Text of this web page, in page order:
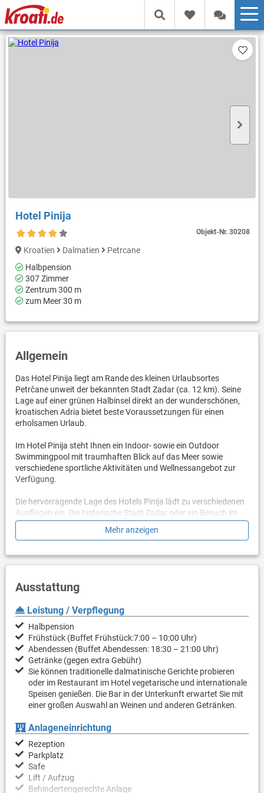
Hotel Pinija
Objekt-Nr.30208
Kroatien Dalmatien
Petrcane
Halbpension
307 Zimmer
Zentrum 300 m
zum Meer 30 m
Allgemein
Das Hotel Pinija liegt am Rande des kleinen Urlaubsortes
Petrčane unweit der bekannten Stadt Zadar (ca. 12 km). Seine
Lage auf einer grünen Halbinsel direkt an der wunderschönen,
kroatischen Adria bietet beste Voraussetzungen für einen
erholsamen Urlaub.
Im Hotel Pinija steht Ihnen ein Indoor- sowie ein Outdoor
Swimmingpool mit traumhaften Blick auf das Meer sowie
verschiedene sportliche Aktivitäten und Wellnessangebot zur
Verfügung.
Die hervorragende Lage des Hotels Pinija lädt zu verschiedenen
Ausflügen ein. Die historische Stadt Zadar oder ein Besuch im
Nationalpark Krka sowie unzählige, vorgelagerte Inseln sind
Mehr anzeigen
Ausstattung
Leistung / Verpflegung
Halbpension
Frühstück (Buffet Frühstück:7:00 – 10:00 Uhr)
Abendessen (Buffet Abendessen: 18:30 – 21:00 Uhr)
Getränke (gegen extra Gebühr)
Sie können traditionelle dalmatinische Gerichte probieren
oder im Restaurant im Hotel vegetarische und internationale
Speisen genießen. Die Bar in der Unterkunft erwartet Sie mit
einer großen Auswahl an Weinen und anderen Getränken.
Anlageneinrichtung
Rezeption
Parkplatz
Safe
Lift / Aufzug
Behindertengerechte Anlage